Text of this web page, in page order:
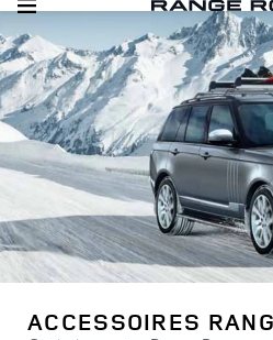
ACCESSOIRES